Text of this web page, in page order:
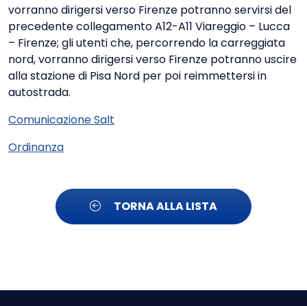
vorranno dirigersi verso Firenze potranno servirsi del
precedente collegamento A12-A11 Viareggio – Lucca
– Firenze; gli utenti che, percorrendo la carreggiata
nord, vorranno dirigersi verso Firenze potranno uscire
alla stazione di Pisa Nord per poi reimmettersi in
autostrada.
Comunicazione Salt
Ordinanza
TORNA ALLA LISTA